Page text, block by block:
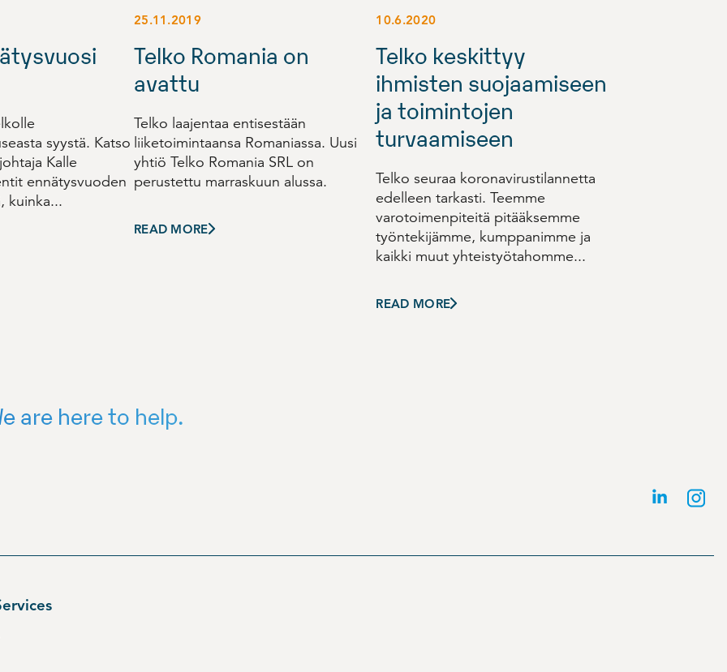
syystä. Katso
Kalle
ennätysvuoden
kuinka...
25.11.2019
Telko Romania on
avattu
Telko laajentaa entisestään
liiketoimintaansa Romaniassa. Uusi
yhtiö Telko Romania SRL on
perustettu marraskuun alussa.
READ MORE
10.6.2020
Telko keskittyy
ihmisten suojaamiseen
ja toimintojen
turvaamiseen
Telko seuraa koronavirustilannetta
edelleen tarkasti. Teemme
varotoimenpiteitä pitääksemme
työntekijämme, kumppanimme ja
kaikki muut yhteistyötahomme...
READ MORE
are here to help.